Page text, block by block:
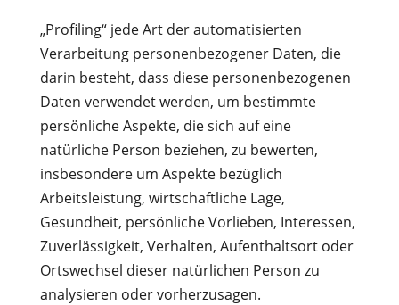
„Profiling“ jede Art der automatisierten
Verarbeitung personenbezogener Daten, die
darin besteht, dass diese personenbezogenen
Daten verwendet werden, um bestimmte
persönliche Aspekte, die sich auf eine
natürliche Person beziehen, zu bewerten,
insbesondere um Aspekte bezüglich
Arbeitsleistung, wirtschaftliche Lage,
Gesundheit, persönliche Vorlieben, Interessen,
Zuverlässigkeit, Verhalten, Aufenthaltsort oder
Ortswechsel dieser natürlichen Person zu
analysieren oder vorherzusagen.